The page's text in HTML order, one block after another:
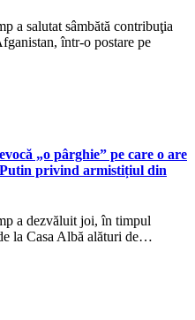
a salutat sâmbătă contribuţia
într-o postare pe
„o pârghie” pe care o are
privind armistițiul din
a dezvăluit joi, în timpul
la Casa Albă alături de…